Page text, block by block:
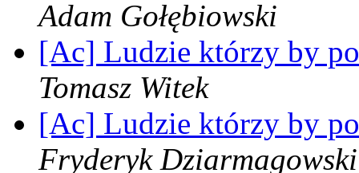
Adam Gołębiowski
[Ac] Ludzie którzy by
Tomasz Witek
[Ac] Ludzie którzy by
Fryderyk Dziarmagowski